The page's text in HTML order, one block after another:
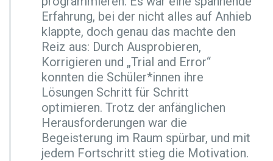
i
g
D
Erfahrung, bei der nicht alles auf Anhieb
klappte, doch genau das machte den
Reiz aus: Durch Ausprobieren,
Korrigieren und „Trial and Error“
konnten die Schüler*innen ihre
Lösungen Schritt für Schritt
optimieren. Trotz der anfänglichen
Herausforderungen war die
Begeisterung im Raum spürbar, und mit
jedem Fortschritt stieg die Motivation.